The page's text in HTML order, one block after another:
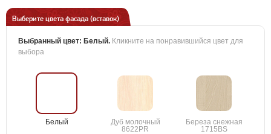
Выберите цвета фасада (вставок)
Выбранный цвет: Белый. Кликните на понравившийся цвет для
выбора
Белый
Дуб молочный
8622PR
Береза снежная
1715BS